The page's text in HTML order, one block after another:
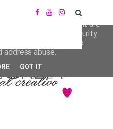
to deliver its services
address and user-agent are
performance and security
generate usage
abuse.
GOT IT